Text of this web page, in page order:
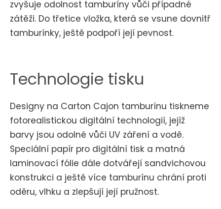
zvyšuje odolnost tamburíny vůči případné
zátěži. Do třetice vložka, která se vsune dovnitř
tamburínky, ještě podpoří její pevnost.
Technologie tisku
Designy na Carton Cajon tamburínu tiskneme
fotorealistickou digitální technologií, jejíž
barvy jsou odolné vůči UV záření a vodě.
Speciální papír pro digitální tisk a matná
laminovací fólie dále dotvářejí sandvichovou
konstrukci a ještě více tamburínu chrání proti
oděru, vlhku a zlepšují její pružnost.